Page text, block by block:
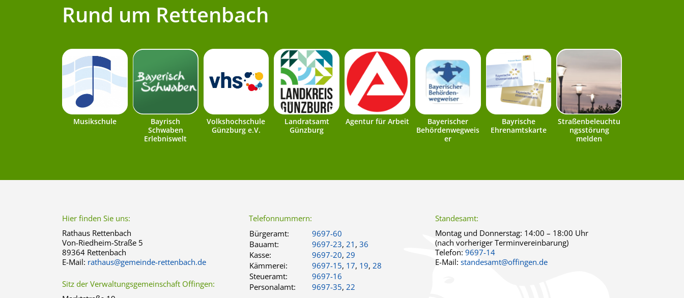
Rund um Rettenbach
Musikschule
Bayrisch
Schwaben
Erlebniswelt
Volkshochschule
Günzburg e.V.
Landratsamt
Günzburg
Agentur für Arbeit
Bayerischer
Behördenwegweis
er
Bayrische
Ehrenamtskarte
Straßenbeleuchtu
ngsstörung
melden
Hier finden Sie uns:
Rathaus Rettenbach
Von-Riedheim-Straße 5
89364 Rettenbach
E-Mail: rathaus@gemeinde-rettenbach.de
Sitz der Verwaltungsgemeinschaft Offingen:
Telefonnummern:
Bürgeramt:
9697-60
Bauamt:
9697-23, 21 , 36
Kasse:
9697-20, 29
Kämmerei:
9697-15, 17, 19, 28
Steueramt:
9697-16
Personalamt:
9697-35, 22
Standesamt:
Montag und Donnerstag: 14:00 – 18:00 Uhr
(nach vorheriger Terminvereinbarung)
Telefon:9697-14
E-Mail:standesamt@offingen.de